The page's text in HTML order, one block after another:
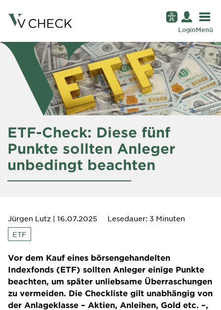
LoginMenü
ETF-Check: Diese fünf
Punkte sollten Anleger
unbedingt beachten
Jürgen Lutz | 16.07.2025
Lesedauer: 3 Minuten
ETF
Vor dem Kauf eines börsengehandelten
Indexfonds (ETF) sollten Anleger einige Punkte
beachten, um später unliebsame Überraschungen
zu vermeiden. Die Checkliste gilt unabhängig von
der Anlageklasse – Aktien, Anleihen, Gold etc. –,